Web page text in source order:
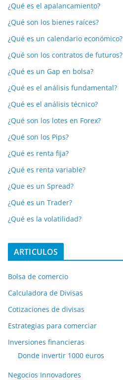
¿Qué es el apalancamiento?
¿Qué son los bienes raíces?
¿Qué es un calendario económico?
¿Qué son los contratos de futuros?
¿Qué es un Gap en bolsa?
¿Qué es el análisis fundamental?
¿Qué es el análisis técnico?
¿Qué son los lotes en Forex?
¿Qué son los Pips?
¿Qué es renta fija?
¿Qué es renta variable?
¿Que es un Spread?
¿Qué es un Trader?
¿Qué es la volatilidad?
ARTICULOS
Bolsa de comercio
Calculadora de Divisas
Cotizaciones de divisas
Estrategias para comerciar
Inversiones financieras
Donde invertir 1000 euros
Negocios Innovadores